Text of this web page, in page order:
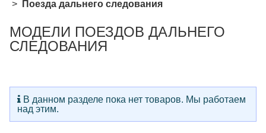
Поезда дальнего следования
МОДЕЛИ ПОЕЗДОВ ДАЛЬНЕГО
СЛЕДОВАНИЯ
В данном разделе пока нет товаров. Мы работаем
над этим.